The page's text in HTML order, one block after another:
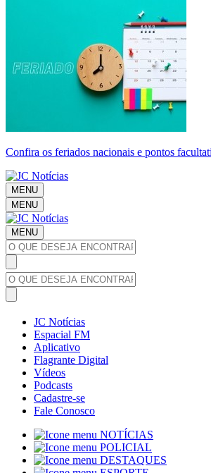
Confira os feriados nacionais e pontos
MENU
MENU
MENU
JC Notícias
Espacial FM
Aplicativo
Flagrante Digital
Vídeos
Podcasts
Cadastre-se
Fale Conosco
NOTÍCIAS
POLICIAL
DESTAQUES